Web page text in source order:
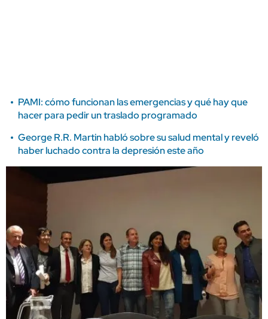
PAMI: cómo funcionan las emergencias y qué hay que
hacer para pedir un traslado programado
George R.R. Martin habló sobre su salud mental y reveló
haber luchado contra la depresión este año